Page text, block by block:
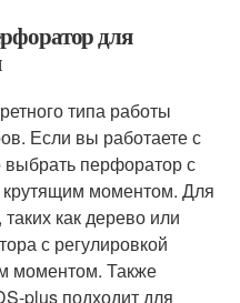
для
типа работы
Если вы работаете с
перфоратор с
моментом. Для
как дерево или
с регулировкой
моментом. Также
plus подходит для